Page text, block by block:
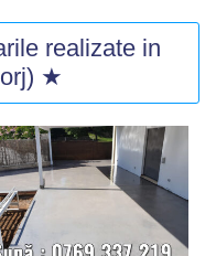
realizate in
★